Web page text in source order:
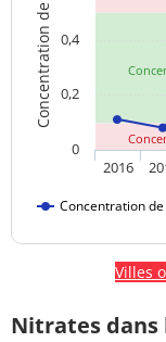
Concentration de chlore
Concentration
2016
0
0,2
0,4
Villes
Nitrates dans